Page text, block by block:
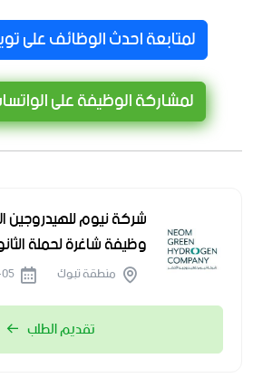
لمتابعة احدث الوظائف على
لمشاركة الوظيفة على
وظيفة شاغرة لحملة
منطقة تبوك
تقديم الطلب